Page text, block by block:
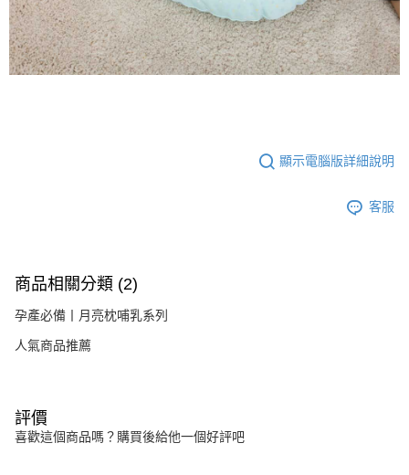
顯示電腦版詳細說明
客服
商品相關分類 (2)
孕產必備丨月亮枕哺乳系列
人氣商品推薦
評價
喜歡這個商品嗎？購買後給他一個好評吧